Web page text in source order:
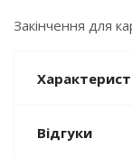
Закінчення для
Відгуки